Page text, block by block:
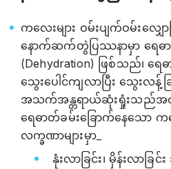
ကလေးများ ဝမ်းပျက်ဝမ်းလျှ
နောက်ဆက်တွဲပြဿနာမှာ ရေဓာ
(Dehydration) ဖြစ်သည်၊ ရေ
သွေးပေါင်ကျလာပြီး သွေးလန့်ခ
အသက်အန္တရာယ်ဆုံးရှုံးသည်အ
ရေဓာတ်ခမ်းခြောက်နေသေ
လက္ခဏာများမှာ_
နုံးလာခြင်း၊ မှိန်းလာခြ